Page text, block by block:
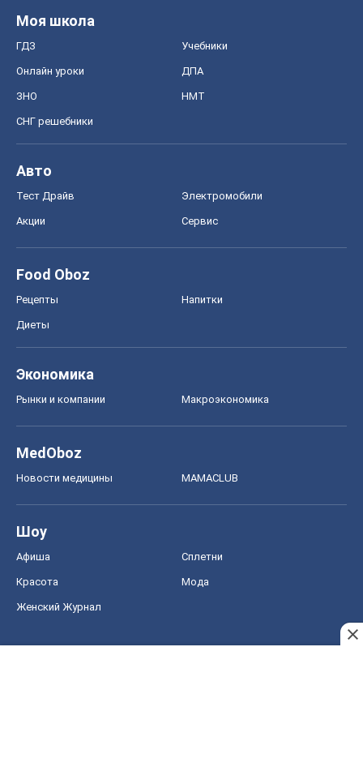
Моя школа
ГДЗ Учебники
Онлайн уроки ДПА
ЗНО НМТ
СНГ решебники
Авто
Тест Драйв Электромобили
Акции Сервис
Food Oboz
Рецепты Напитки
Диеты
Экономика
Рынки и компании Mакроэкономика
MedOboz
Новости медицины MAMACLUB
Шоу
Афиша Сплетни
Красота Мода
Женский Журнал